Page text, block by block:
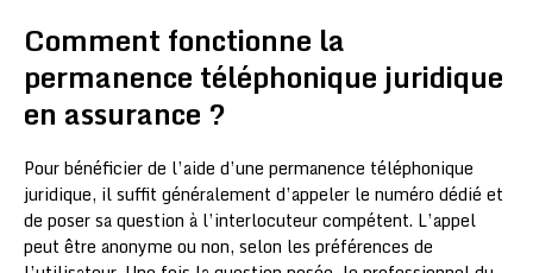
Comment fonctionne la
permanence téléphonique juridique
en assurance ?
Pour bénéficier de l’aide d’une permanence téléphonique
juridique, il suffit généralement d’appeler le numéro dédié et
de poser sa question à l’interlocuteur compétent. L’appel
peut être anonyme ou non, selon les préférences de